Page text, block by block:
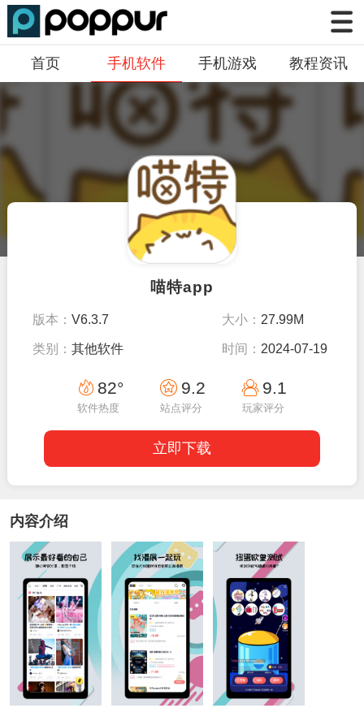
首页 手机软件 手机游戏 教程资讯
喵特app
版本：V6.3.7 大小：27.99M
类别：其他软件 时间： 2024-07-19
00:10:02
82°
软件热度
9.2
站点评分
9.1
玩家评分
立即下载
内容介绍